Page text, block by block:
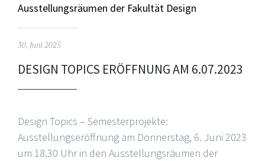
Ausstellungsräumen der Fakultät Design
30. Juni 2025
DESIGN TOPICS ERÖFFNUNG AM 6.07.2023
Design Topics – Semesterprojekte:
Ausstellungseröffnung am Donnerstag, 6. Juni 2023
um 18.30 Uhr in den Ausstellungsräumen der